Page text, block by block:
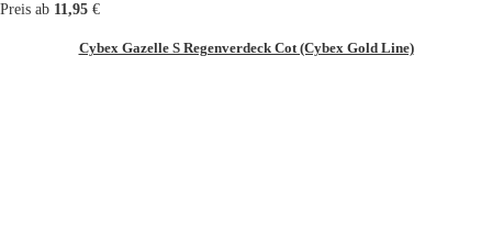
Preis ab 11,95 €
Cybex Gazelle S Regenverdeck Cot (Cybex Gold Line)